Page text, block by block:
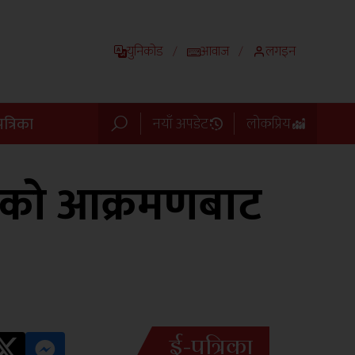
युनिकोड / आवाज / लगइन
नयाँ अपडेट लोकप्रिय
आक्रमणबाट
ई-पत्रिका